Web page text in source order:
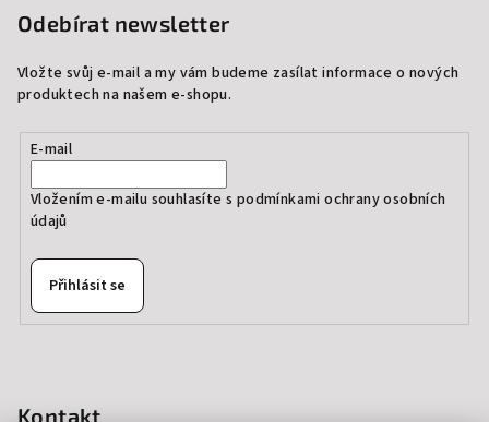
Odebírat newsletter
Vložte svůj e-mail a my vám budeme zasílat informace o nových
produktech na našem e-shopu.
E-mail
Vložením e-mailu souhlasíte s podmínkami ochrany osobních
údajů
Přihlásit se
Kontakt